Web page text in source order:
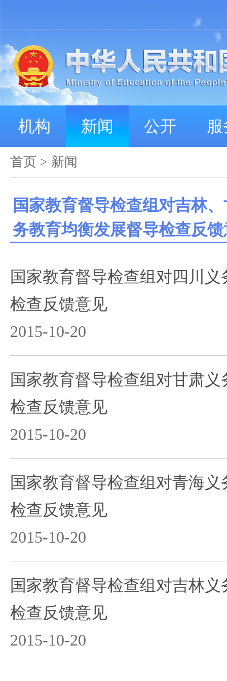
机构 新闻 公开
首页 > 新闻
国家教育督导检查组对吉林
务教育均衡发展督导检查反
国家教育督导检查组对四川
检查反馈意见
2015-10-20
国家教育督导检查组对甘肃
检查反馈意见
2015-10-20
国家教育督导检查组对青海
检查反馈意见
2015-10-20
国家教育督导检查组对吉林
检查反馈意见
2015-10-20